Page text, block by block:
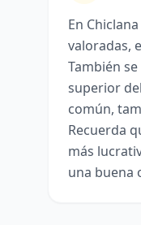
En
valoradas,
También
superior
común,
Recuerda
más
una buena